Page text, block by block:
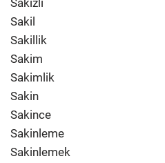
Sakızlı
Sakil
Sakillik
Sakim
Sakimlik
Sakin
Sakince
Sakinleme
Sakinlemek